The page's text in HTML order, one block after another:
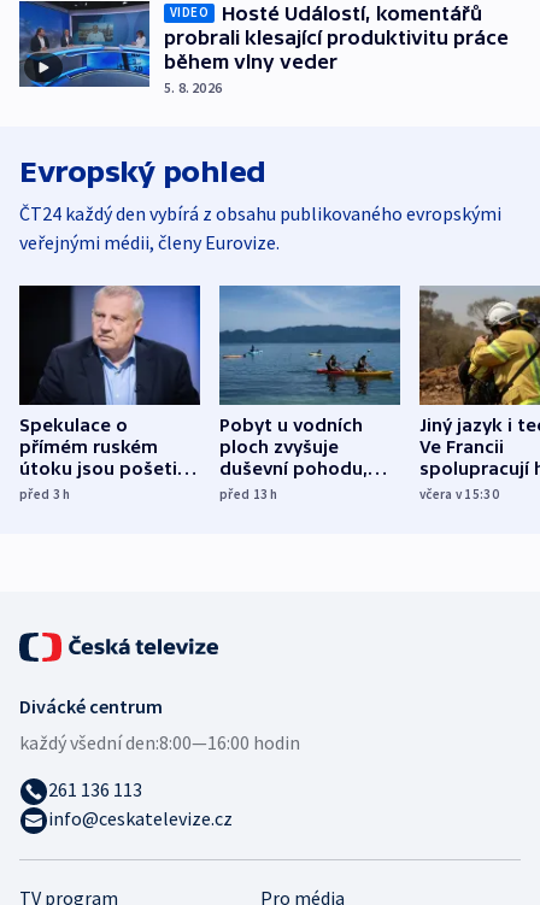
VIDEO
Hosté Událostí, komentářů
probrali klesající produktivitu práce
během vlny veder
5. 8. 2026
Evropský pohled
ČT24 každý den vybírá z obsahu publikovaného evropskými
veřejnými médii, členy Eurovize.
Spekulace o
přímém ruském
útoku jsou pošetilé,
míní estonský
před 3h
Pobyt u vodních
ploch zvyšuje
duševní pohodu,
ukázala
před 13h
Jiný jazyk i
Ve Francii
spolupracují
různých zemí
včera v 15:30
TV program Pro média
Divácké centrum
každý všední den:8:00—16:00 hodin
261 136 113
info@ceskatelevize.cz